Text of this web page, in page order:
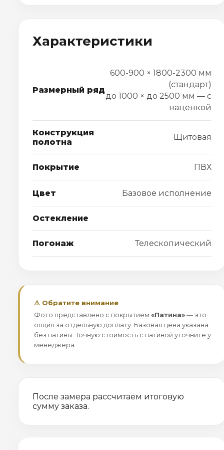
Характеристики
Размерный ряд
600-900 × 1800-2300 мм
(стандарт)
до 1000 × до 2500 мм — с
наценкой
Конструкция
полотна
Щитовая
Покрытие ПВХ
Цвет Базовое исполнение
Остекление
Погонаж Телескопический
⚠ Обратите внимание
Фото представлено с покрытием «Патина»— это
опция за отдельную доплату. Базовая цена указана
без патины. Точную стоимость с патиной уточните у
менеджера.
После замера рассчитаем итоговую
сумму заказа.